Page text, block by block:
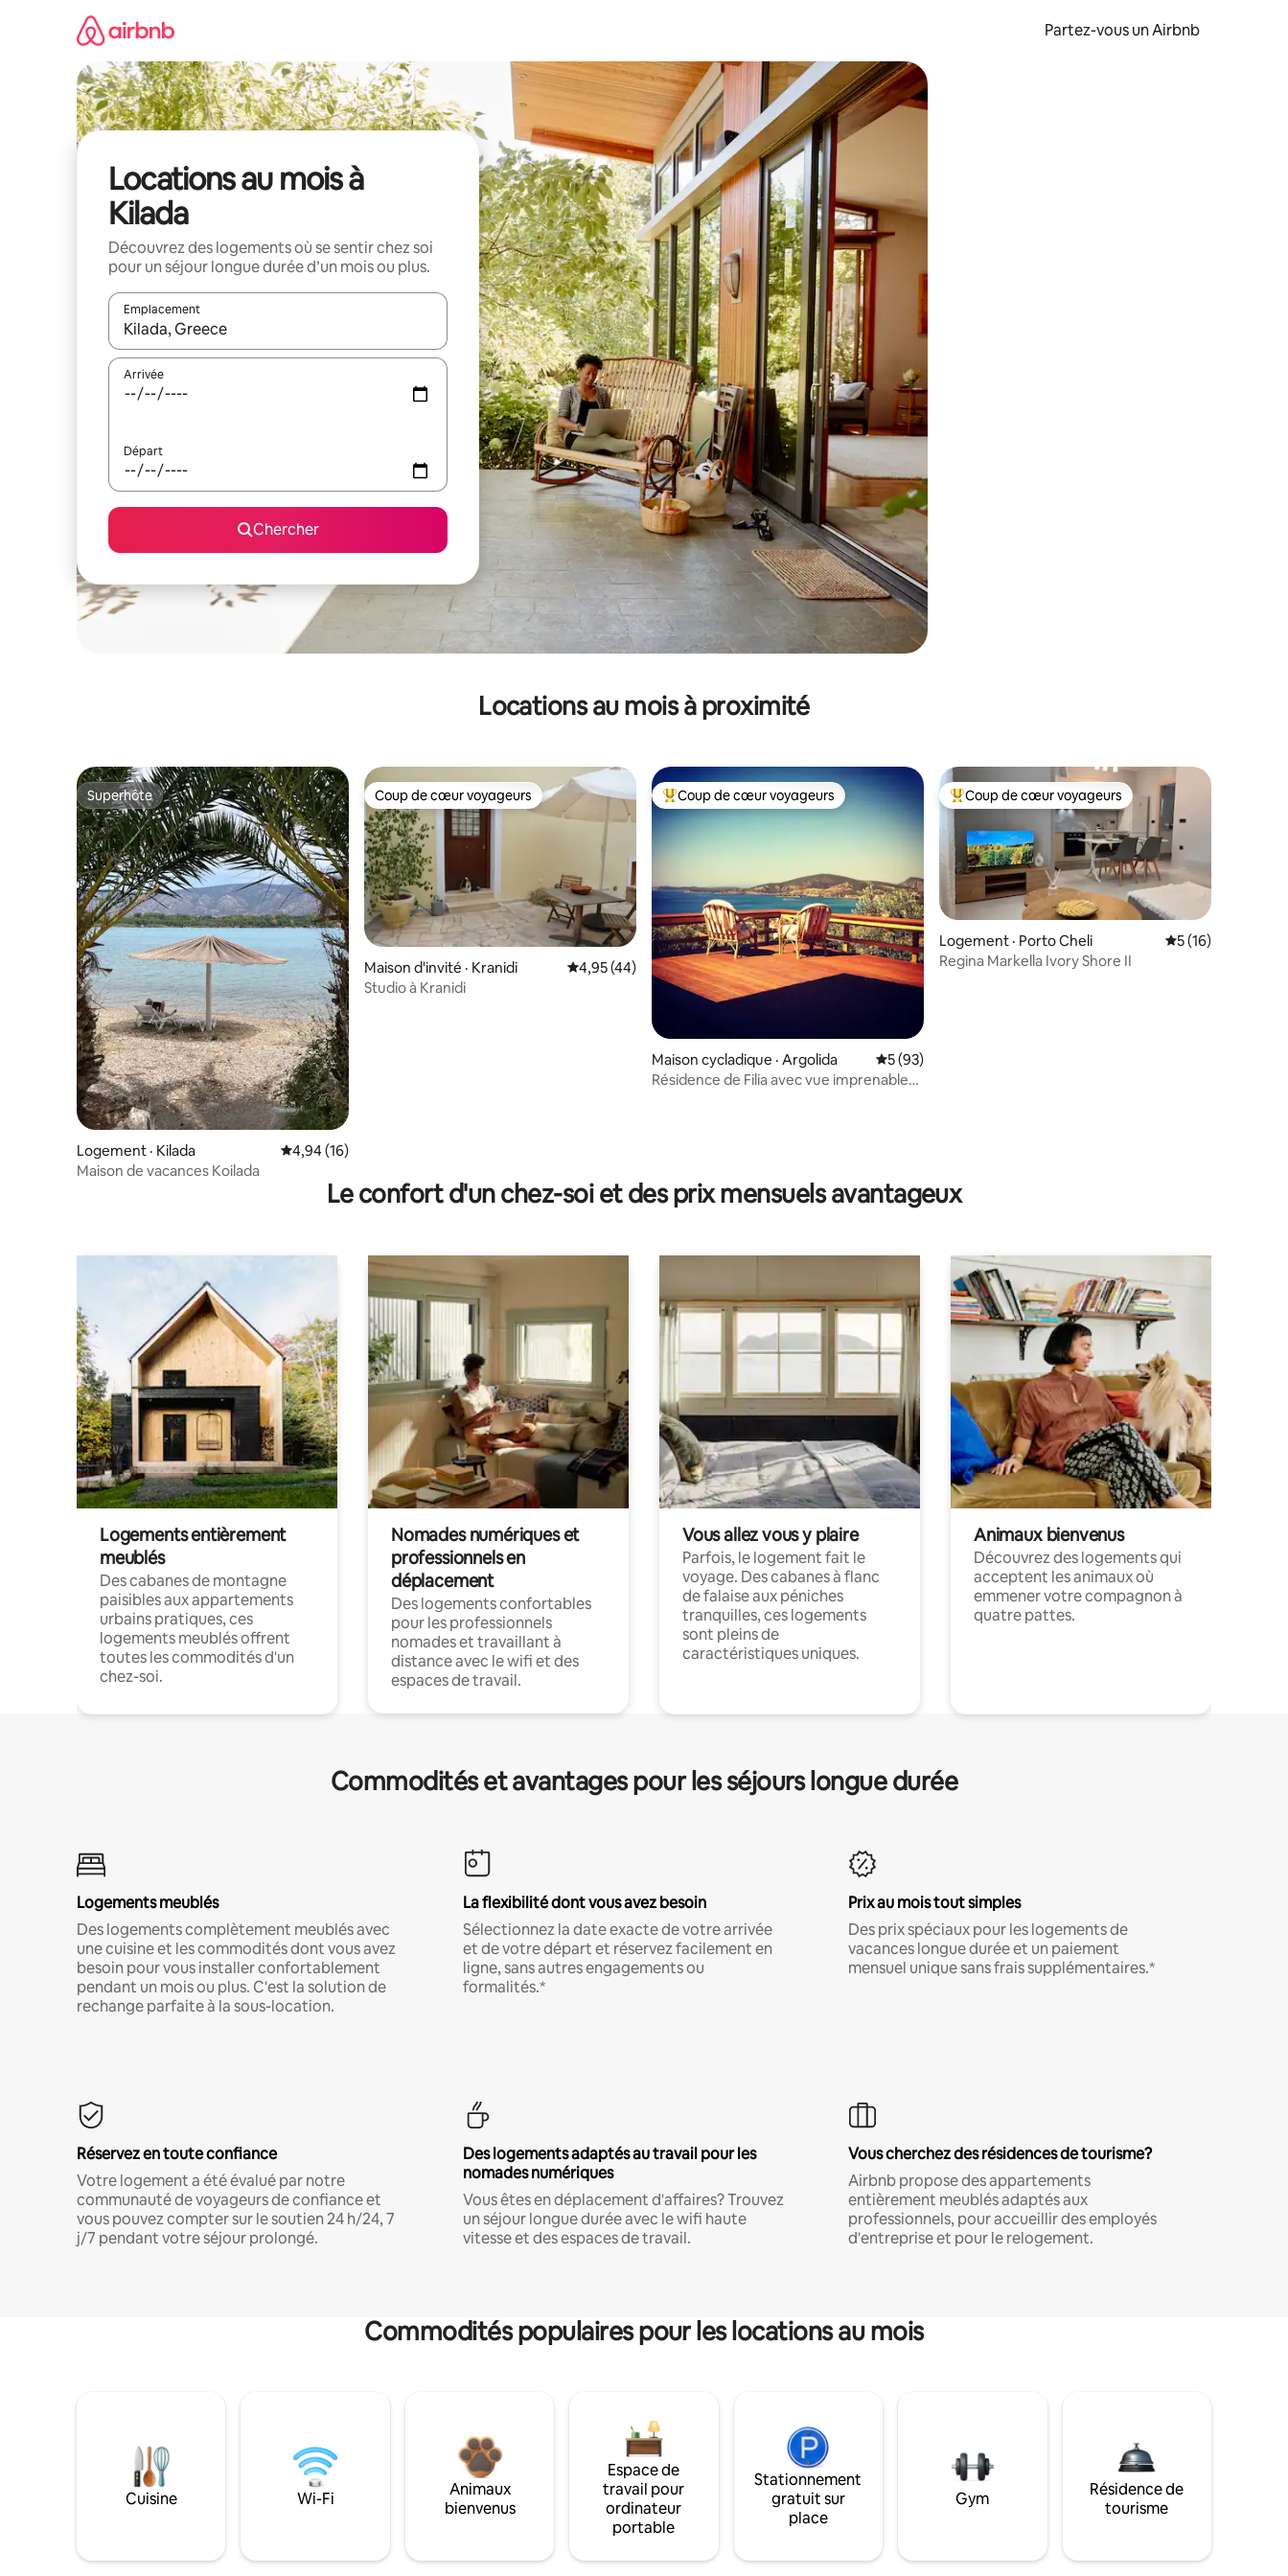
Partez-vous un Airbnb
Locations au mois à
Kilada
Découvrez des logements où se sentir chez soi
pour un séjour longue durée d’un mois ou plus.
Emplacement
Quand les résultats sont affichés, parcourez-les en utilisant les flèches vers le haut et vers le bas, ou en appuyant dessus et en les faisant glisser.
Arrivée
Départ
Chercher
Locations au mois à proximité
Superhôte
Superhôte
Logement · Kilada Note moyenne de 4,94 sur 5, 16 commentaires
4,94 (16)
Maison de vacances Koilada
Coup de cœur voyageurs
Coup de cœur voyageurs
Maison d'invité · Kranidi Note moyenne de 4,95 sur 5, 44 commentaires
4,95 (44)
Studio à Kranidi
Coup de cœur voyageurs parmi les plus aimés
Coup de cœur voyageurs
Maison cycladique · Argolida Note moyenne de 5 sur 5, 93 commentaires
5 (93)
Résidence de Filia avec vue imprenable
Coup de cœur voyageurs parmi les plus aimés
Coup de cœur voyageurs
Logement · Porto Cheli Note moyenne de
5 (16)
Regina Markella Ivory Shore II
Le confort d'un chez-soi et des prix mensuels avantageux
Logements entièrement
meublés
Des cabanes de montagne
paisibles aux appartements
urbains pratiques, ces
logements meublés offrent
toutes les commodités d'un
chez-soi.
Nomades numériques et
professionnels en
déplacement
Des logements confortables
pour les professionnels
nomades et travaillant à
distance avec le wifi et des
espaces de travail.
Vous allez vous y plaire
Parfois, le logement fait le
voyage. Des cabanes à flanc
de falaise aux péniches
tranquilles, ces logements
sont pleins de
caractéristiques uniques.
Animaux bienvenus
Découvrez des logements qui
acceptent les animaux où
emmener votre compagnon à
quatre pattes.
Commodités et avantages pour les séjours longue durée
Logements meublés
Des logements complètement meublés avec
une cuisine et les commodités dont vous avez
besoin pour vous installer confortablement
pendant un mois ou plus. C'est la solution de
rechange parfaite à la sous-location.
La flexibilité dont vous avez besoin
Sélectionnez la date exacte de votre arrivée
et de votre départ et réservez facilement en
ligne, sans autres engagements ou
formalités.*
Prix au mois tout simples
Des prix spéciaux pour les logements de
vacances longue durée et un paiement
mensuel unique sans frais supplémentaires.*
Réservez en toute confiance
Votre logement a été évalué par notre
communauté de voyageurs de confiance et
vous pouvez compter sur le soutien 24 h/24, 7
j/7 pendant votre séjour prolongé.
Des logements adaptés au travail pour les
nomades numériques
Vous êtes en déplacement d'affaires? Trouvez
un séjour longue durée avec le wifi haute
vitesse et des espaces de travail.
Vous cherchez des résidences de tourisme?
Airbnb propose des appartements
entièrement meublés adaptés aux
professionnels, pour accueillir des employés
d'entreprise et pour le relogement.
Commodités populaires pour les locations au mois
Cuisine Wi-Fi
Animaux
bienvenus
Espace de
travail pour
ordinateur
portable
Stationnement
gratuit sur
place
Gym
Résidence de
tourisme